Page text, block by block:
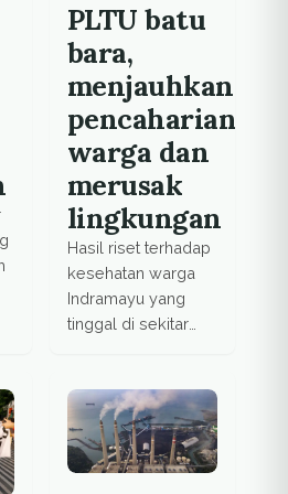
PLTU batu
bara,
menjauhkan
pencaharian
warga dan
merusak
lingkungan
Hasil riset terhadap
kesehatan warga
Indramayu yang
tinggal di sekitar
pernapasan atas
meningkat drastis.